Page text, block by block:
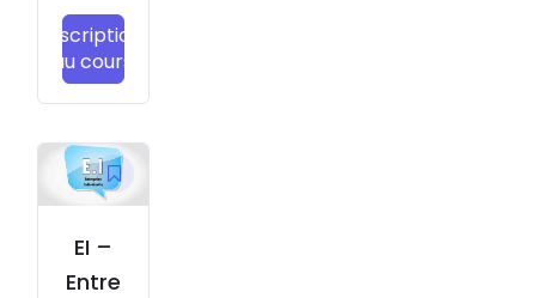
té
par
actio
simpli
fiée
Inscription
au cours
EI –
Entre